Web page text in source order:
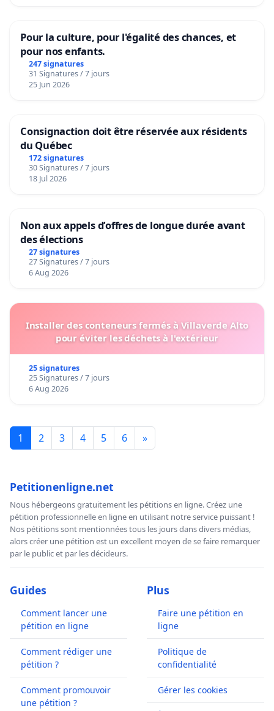
Pour la culture, pour l'égalité des chances, et
pour nos enfants.
247 signatures
31 Signatures / 7 jours
25 Jun 2026
Consignaction doit être réservée aux résidents
du Québec
172 signatures
30 Signatures / 7 jours
18 Jul 2026
Non aux appels d’offres de longue durée avant
des élections
27 signatures
27 Signatures / 7 jours
6 Aug 2026
Installer des conteneurs fermés à Villaverde Alto
pour éviter les déchets à l'extérieur
25 signatures
25 Signatures / 7 jours
6 Aug 2026
1 2 3 4 5 6 »
Petitionenligne.net
Nous hébergeons gratuitement les pétitions en ligne. Créez une
pétition professionnelle en ligne en utilisant notre service puissant !
Nos pétitions sont mentionnées tous les jours dans divers médias,
alors créer une pétition est un excellent moyen de se faire remarquer
par le public et par les décideurs.
Guides
Comment lancer une
pétition en ligne
Comment rédiger une
pétition ?
Comment promouvoir
une pétition ?
Plus
Faire une pétition en
ligne
Politique de
confidentialité
Gérer les cookies